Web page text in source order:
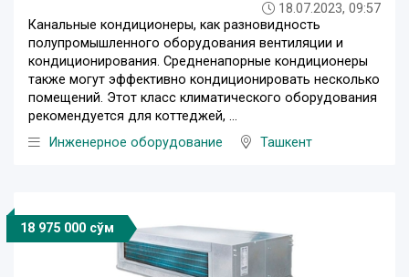
18.07.2023, 09:57
Канальные кондиционеры, как разновидность
полупромышленного оборудования вентиляции и
кондиционирования. Средненапорные кондиционеры
также могут эффективно кондиционировать несколько
помещений. Этот класс климатического оборудования
рекомендуется для коттеджей, ...
Инженерное оборудование
Ташкент
18 975 000 сўм